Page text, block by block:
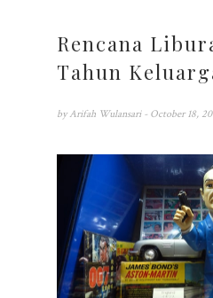
Rencana
Tahun
by Arifah Wulansari - October 18,